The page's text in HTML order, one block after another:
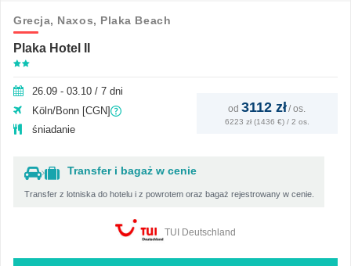
Grecja, Naxos, Plaka Beach
Plaka Hotel II
26.09 - 03.10 / 7 dni
Köln/Bonn [CGN]
śniadanie
Transfer i bagaż w cenie
Transfer z lotniska do hotelu i z powrotem oraz bagaż rejestrowany w cenie.
od 3112 zł/ os.
6223 zł (1436 €) / 2 os.
TUI Deutschland